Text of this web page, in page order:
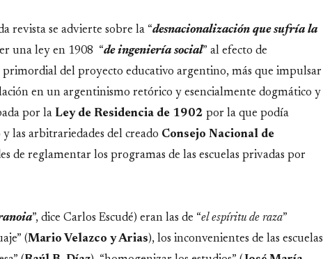
revista se advierte sobre la “desnacionalización que sufría la
una ley en 1908 “de ingeniería social” al efecto de
primordial del proyecto educativo argentino, más que impulsar
en un argentinismo retórico y esencialmente dogmático y
por la Ley de Residencia de 1902 por la que podía
las arbitrariedades del creado Consejo Nacional de
de reglamentar los programas de las escuelas privadas por
”, dice Carlos Escudé) eran las de “el espíritu de raza”
(Mario Velazco y Arias), los inconvenientes de las escuelas